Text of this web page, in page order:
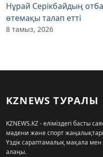
Нұрай Серікбайдың
өтемақы талап етті
8 тамыз, 2026
KZNEWS ТУРАЛЫ
KZNEWS.KZ - еліміздегі басты
мәдени және спорт
Үздік сараптамалық мақала
алаңы.